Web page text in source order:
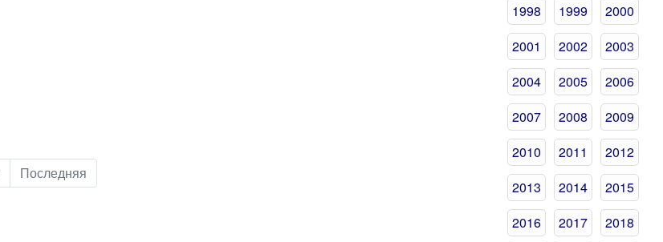
Последняя
1998
1999
2000
2001
2002
2003
2004
2005
2006
2007
2008
2009
2010
2011
2012
2013
2014
2015
2016
2017
2018